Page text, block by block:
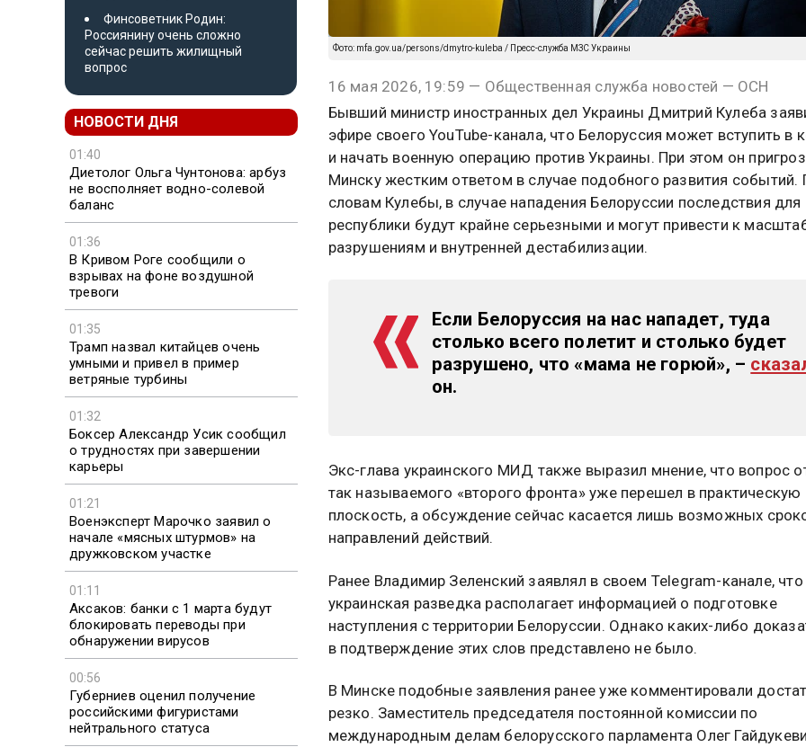
Финсоветник Родин:
Россиянину очень сложно
сейчас решить жилищный
вопрос
НОВОСТИ ДНЯ
01:40
Диетолог Ольга Чунтонова: арбуз
не восполняет водно-солевой
баланс
01:36
В Кривом Роге сообщили о
взрывах на фоне воздушной
тревоги
01:35
Трамп назвал китайцев очень
умными и привел в пример
ветряные турбины
01:32
Боксер Александр Усик сообщил
о трудностях при завершении
карьеры
01:21
Военэксперт Марочко заявил о
начале «мясных штурмов» на
дружковском участке
01:11
Аксаков: банки с 1 марта будут
блокировать переводы при
обнаружении вирусов
00:56
Губерниев оценил получение
российскими фигуристами
нейтрального статуса
Фото: mfa.gov.ua/persons/dmytro-kuleba / Пресс-служба МЗС Украины
16 мая 2026, 19:59 — Общественная служба новостей — ОСН
Бывший министр иностранных дел Украины Дмитрий Кулеба
эфире своего YouTube-канала, что Белоруссия может вступить в
и начать военную операцию против Украины. При этом он
Минску жестким ответом в случае подобного развития событий.
словам Кулебы, в случае нападения Белоруссии последствия для
республики будут крайне серьезными и могут привести к
разрушениям и внутренней дестабилизации.
Если Белоруссия на нас нападет, туда
столько всего полетит и столько будет
разрушено, что «мама не горюй», –
он.
Экс-глава украинского МИД также выразил мнение, что вопрос
так называемого «второго фронта» уже перешел в практическую
плоскость, а обсуждение сейчас касается лишь возможных
направлений действий.
Ранее Владимир Зеленский заявлял в своем Telegram-канале, что
украинская разведка располагает информацией о подготовке
наступления с территории Белоруссии. Однако каких-либо
в подтверждение этих слов представлено не было.
В Минске подобные заявления ранее уже комментировали
резко. Заместитель председателя постоянной комиссии по
международным делам белорусского парламента Олег